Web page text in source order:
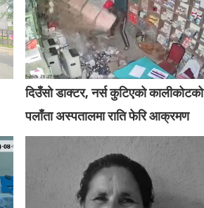
दिउँसो डाक्टर, नर्स कुटिएको कालीकोटको
पलाँता अस्पतालमा राति फेरि आक्रमण